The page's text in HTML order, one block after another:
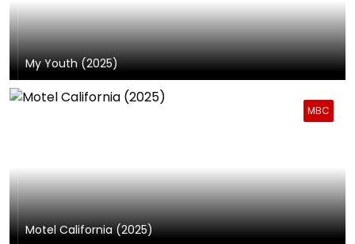
My Youth (2025)
MBC
Motel California (2025)